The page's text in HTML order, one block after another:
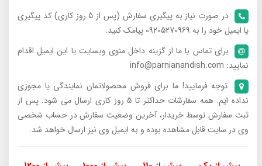
در صورت نیاز به پیگیری سفارش (پس از 5 روز کاری) کد پیگیری
یا ایمیل خود را به 09205270969 پیامک کنید.
برای تماس با ما از گزینه داخل منوی وبسایت یا این ایمیل اقدام
نمایید: info@parnianandish.com
توجه فرمایید! ما برای فروش محصولاتمان نمایندگی یا مجوزی
نداده ایم. همه سفارشات حداکثر تا 5 روز کاری ارسال می شود. پس از
ثبت سفارش توسط خریدار، آخرین وضعیت سفارش در حساب شخصی
وی در سایت قابل مشاهده بوده و به ایمیل وی نیز ارسال خواهد شد.